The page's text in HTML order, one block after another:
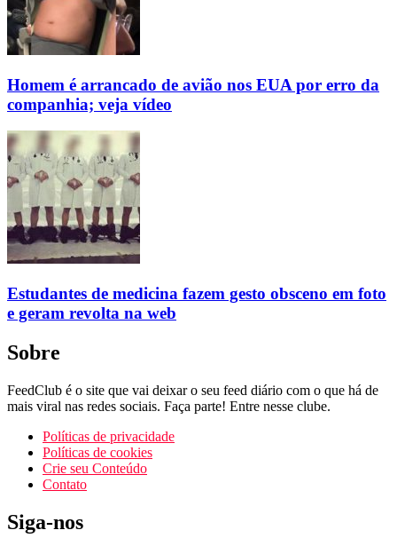
Homem é arrancado de avião nos EUA por erro da
companhia; veja vídeo
Estudantes de medicina fazem gesto obsceno em foto
e geram revolta na web
Sobre
FeedClub é o site que vai deixar o seu feed diário com o que há de
mais viral nas redes sociais. Faça parte! Entre nesse clube.
Políticas de privacidade
Políticas de cookies
Crie seu Conteúdo
Contato
Siga-nos